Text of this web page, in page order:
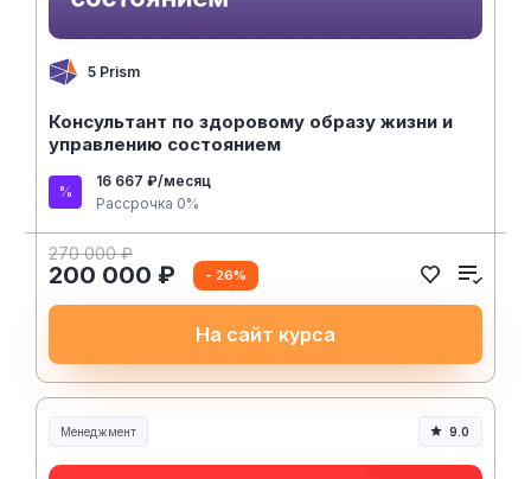
5 Prism
Консультант по здоровому образу жизни и
управлению состоянием
16 667 ₽/месяц
Рассрочка 0%
270 000 ₽
200 000 ₽ - 26%
На сайт курса
Менеджмент
Менеджмент и управление
9.0